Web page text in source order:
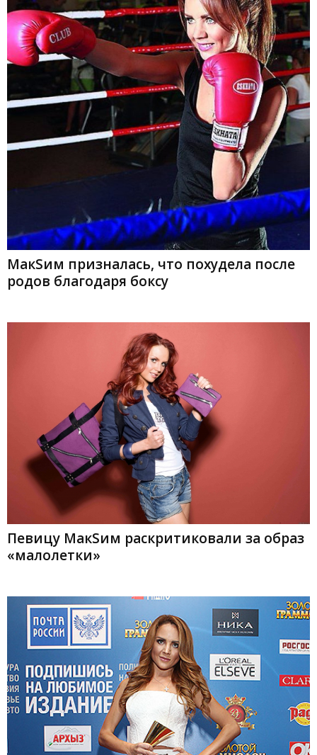
МакSим призналась, что похудела после
родов благодаря боксу
Певицу МакSим раскритиковали за образ
«малолетки»